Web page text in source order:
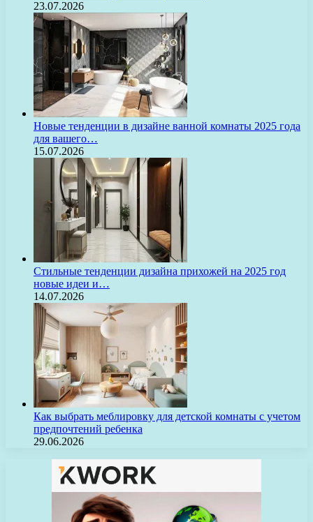
23.07.2026
Новые тенденции в дизайне ванной комнаты 2025 года
для вашего…
15.07.2026
Стильные тенденции дизайна прихожей на 2025 год
новые идеи и…
14.07.2026
Как выбрать меблировку для детской комнаты с учетом
предпочтений ребенка
29.06.2026